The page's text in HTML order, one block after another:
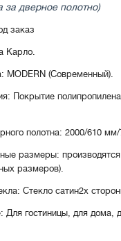
за дверное полотно)
заказ
Карло.
MODERN (Современный).
Покрытие
полотна: 2000/610
размеры:
размеров).
Стекло сатин2х
Для гостиницы, для дома,